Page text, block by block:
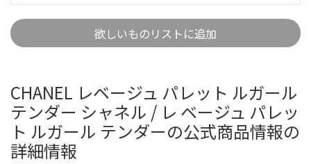
欲しいものリストに追加
CHANEL レベージュ パレット ルガール
テンダー シャネル / レ ベージュ パレッ
ト ルガール テンダーの公式商品情報の
詳細情報